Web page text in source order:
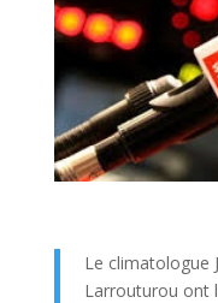
Le climatologue
Larrouturou ont